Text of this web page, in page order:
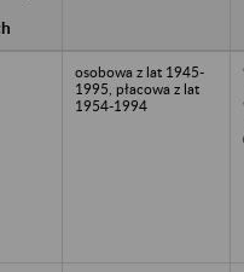
osobowa z lat 1945-
1995, płacowa z lat
1954-1994